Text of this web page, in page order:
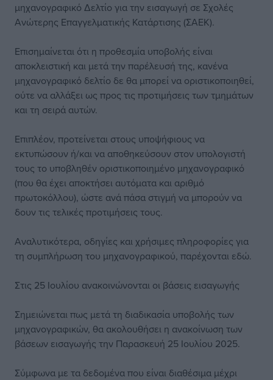
μηχανογραφικό Δελτίο για την εισαγωγή σε Σχολές
Ανώτερης Επαγγελματικής Κατάρτισης (ΣΑΕΚ).
Επισημαίνεται ότι η προθεσμία υποβολής είναι
αποκλειστική και μετά την παρέλευσή της, κανένα
μηχανογραφικό δελτίο δε θα μπορεί να οριστικοποιηθεί,
ούτε να αλλάξει ως προς τις προτιμήσεις των τμημάτων
και τη σειρά αυτών.
Επιπλέον, προτείνεται στους υποψήφιους να
εκτυπώσουν ή/και να αποθηκεύσουν στον υπολογιστή
τους το υποβληθέν οριστικοποιημένο μηχανογραφικό
(που θα έχει αποκτήσει αυτόματα και αριθμό
πρωτοκόλλου), ώστε ανά πάσα στιγμή να μπορούν να
δουν τις τελικές προτιμήσεις τους.
Αναλυτικότερα, οδηγίες και χρήσιμες πληροφορίες για
τη συμπλήρωση του μηχανογραφικού, παρέχονται εδώ.
Στις 25 Ιουλίου ανακοινώνονται οι βάσεις εισαγωγής
Σημειώνεται πως μετά τη διαδικασία υποβολής των
μηχανογραφικών, θα ακολουθήσει η ανακοίνωση των
βάσεων εισαγωγής την Παρασκευή 25 Ιουλίου 2025.
Σύμφωνα με τα δεδομένα που είναι διαθέσιμα μέχρι